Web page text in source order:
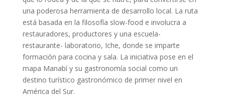
una poderosa herramienta de desarrollo local. La ruta
está basada en la filosofía slow-food e involucra a
restauradores, productores y una escuela-
restaurante- laboratorio, Iche, donde se imparte
formación para cocina y sala. La iniciativa pose en el
mapa Manabí y su gastronomía social como un
destino turístico gastronómico de primer nivel en
América del Sur.